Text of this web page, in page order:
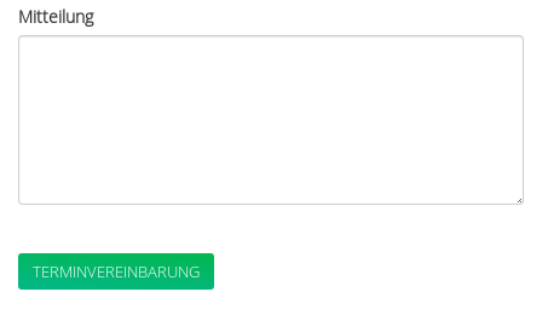
Mitteilung
TERMINVEREINBARUNG